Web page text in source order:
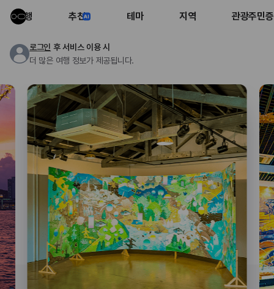
여행 추천 테마 지역 관광주민증
로그인 후 서비스 이용 시
더 많은 여행 정보가 제공됩니다.